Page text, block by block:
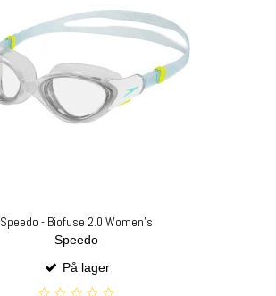
Speedo - Biofuse 2.0 Women's
Speedo
På lager